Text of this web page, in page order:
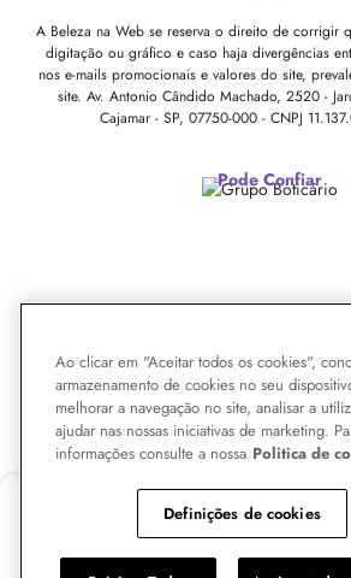
69,12
no Pix 10% OFF
A Beleza na Web se reserva o direito de corrigir
digitação ou gráfico e caso haja divergências
nos e-mails promocionais e valores do site,
site. Av. Antonio Cândido Machado, 2520 -
Cajamar - SP, 07750-000 - CNPJ
Pode Confiar
Ao clicar em "Aceitar todos os cookies",
armazenamento de cookies no seu
melhorar a navegação no site, analisar a
ajudar nas nossas iniciativas de marketing.
informações consulte a nossa Politica de
Definições de cookies